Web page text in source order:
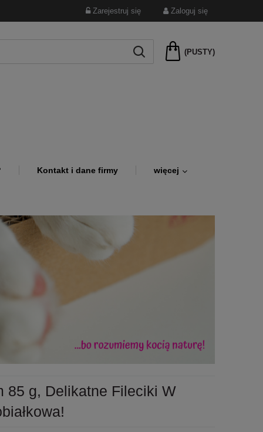
Zarejestruj się Zaloguj się
(PUSTY)
Kontakt i dane firmy więcej
85 g, Delikatne Fileciki W